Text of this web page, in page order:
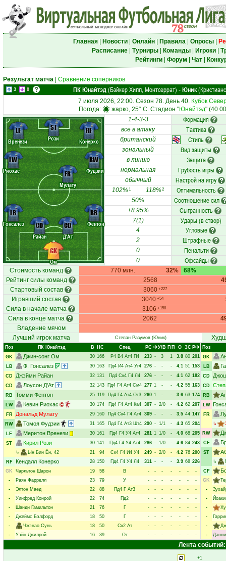
Главная| Новости| Онлайн| Правила| Опросы|
Расписание| Турниры| Команды| Игроки|
Рейтинги| Форум Чат|
Результат матча Сравнение соперников
3 0 ПК Юнайтэд(Бэйкер Хилл, Монтсеррат) - Юник
7 июля 2026, 22:00. Сезон 78. День 40. Кубок
Погода:
жарко, 25° C. Стадион "Юнайтэд" (40
Ом
Гонсалез
Райан
Д'Ат
Фентон
Риохас
Мулату
Фудзии
Вренези Рози Конерко
GK
LB
CD
CD
RB
LW
FR
RW
LF ST RF
1-4-3-3 Формация
все в атаку Тактика
британский Стиль
зональный Вид защиты
в линию Защита
нормальная Грубость игры
обычный Настрой на игру
102%1 118%2 Оптимальность
50% Соотношение сил
+8.95% Сыгранность
7(1) Удары (в створ)
4 Угловые
2 Штрафные
0 Пенальти
0 Офсайды
Стоимость команд 770 млн. 32%
68%
Рейтинг силы команд
2568
Стартовый состав
3060 +227
Игравший состав 3040 +54
Сила в начале матча
3106 +158
Сила в конце матча 2062
Владение мячом
Лучший игрок матча
Степан Разумов (Юник)
Поз ПК Юнайтэд В НC Спец РC ФУ/В Г/П О ЗС РФ
GK
Джин-сонг Ом 30 166 Р4 В4 Ат4 П4 233 - 3 1 3.8 80 201
LB
Ф. Гонсалез 30 163 Пд4 И4 Ат4 Уг4 276 - - - 4.1 51 153
CD
Джэйми Райан 32 131 Пд4 Ск4 Г4 Л4 276 - - - 4.1 62 182
CD
Лоусон Д'Ат 32 143 Пд4 Г4 Ат4 См4 277 1 - - 4.2 55 163
RB
Томми Фентон 25 119 Пд4 Г4 Ат4 От3 260 1 - - 3.6 63 174
LW
Кевин Риохас 30 174 Пд4 Г4 Ат4 Ка4 307 - 2/0 - 4.2 62 207
FR
Дональд Мулату 29 160 Пд4 Ск4 Г4 Ат4 309 - - - 3.5 44 147
RW
Томоя Фудзии 31 165 Пд4 Г4 Ат3 Шт4 290 - 1/1 - 4.3 65 204
LF
Меритон Вренези 30 161 Пд4 Г4 У4 Ат4 281 1 1/0 - 4.0 68 205
ST
Кирил Рози 30 141 Пд4 Г4 У4 Ат4 286 - 1/0 - 4.6 84 243
↳
Ын Бин Ён, 42 21 94 Ск4 Г4 И4 У4 249 - 2/0 - 4.2 76 200
RF
Кендалл Конерко 28 150 Пд4 Г4 У4 Л4 311 - - - 3.9 68 226
GK
Чарльтон Шарон 19 58 В - - - - - -
-
-
Раян Фаррелл 23 79 У - - - - - -
-
-
Элтон Маед 22 88 Пд4 Г Ат3 - - - - - -
-
-
Уинфред Конрой 22 74 Пд2 - - - - - -
-
-
Шанди Гамильтон 21 76 Г - - - - - -
-
-
Джеймс Бэлфорд 18 50 Г - - - - - -
-
-
Чжэнао Сунь 18 50 Ск2 Ат - - - - - -
-
-
Уэйн Джилрой 16 39 От - - - - - - -
Поз
GK
LB
CD
CD
RB
LW
FR
↳
RW
CF
ST
↳
CF
GK
-
-
-
-
-
-
Лента событий:
+1